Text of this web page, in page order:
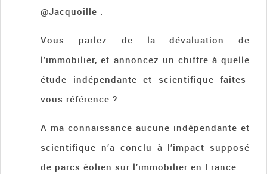
@Jacquoille :
Vous parlez de la dévaluation de
l’immobilier, et annoncez un chiffre à quelle
étude indépendante et scientifique faites-
vous référence ?
A ma connaissance aucune indépendante et
scientifique n’a conclu à l’impact supposé
de parcs éolien sur l’immobilier en France.